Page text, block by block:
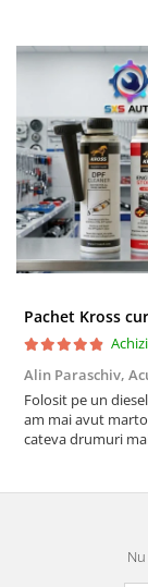
Alin Paraschiv,
Folosit pe un
am mai avut
cateva drumuri